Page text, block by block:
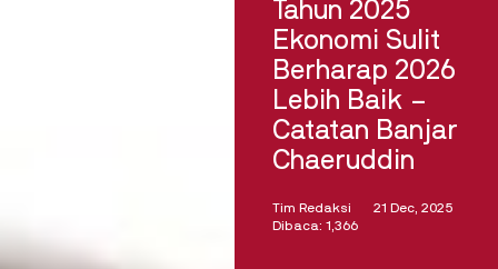
Tahun 2025
Ekonomi Sulit
Berharap 2026
Lebih Baik –
Catatan Banjar
Chaeruddin
Tim Redaksi
21 Dec, 2025
Dibaca: 1,366